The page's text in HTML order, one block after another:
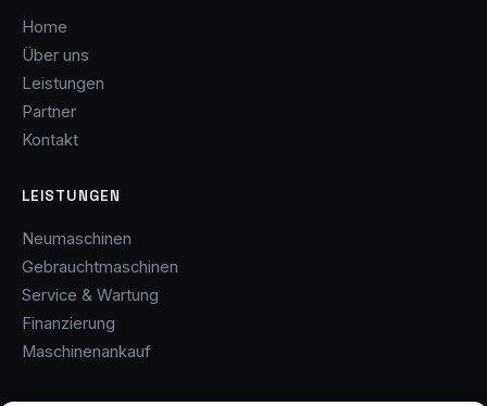
Home
Über uns
Leistungen
Partner
Kontakt
LEISTUNGEN
Neumaschinen
Gebrauchtmaschinen
Service & Wartung
Finanzierung
Maschinenankauf